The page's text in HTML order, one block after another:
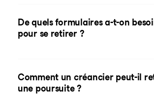
De quels formulaires a-t-on
pour se retirer ?
Comment un créancier peut-il
une poursuite ?